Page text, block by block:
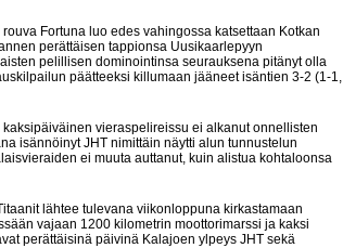
Fortuna luo edes vahingossa katsettaan Kotkan
perättäisen tappionsa Uusikaarlepyyn
pelillisen dominointinsa seurauksena pitänyt olla
päätteeksi killumaan jääneet isäntien 3-2 (1-1,
vieraspelireissu ei alkanut onnellisten
isännöinyt JHT nimittäin näytti alun tunnustelun
ei muuta auttanut, kuin alistua kohtaloonsa
lähtee tulevana viikonloppuna kirkastamaan
vajaan 1200 kilometrin moottorimarssi ja kaksi
perättäisinä päivinä Kalajoen ylpeys JHT sekä